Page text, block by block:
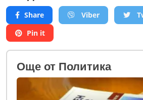
Share Viber
Pin it
Oще от Политика